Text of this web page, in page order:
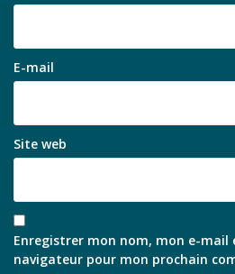
E-mail
Site web
Enregistrer mon nom, mon e-mail
navigateur pour mon prochain